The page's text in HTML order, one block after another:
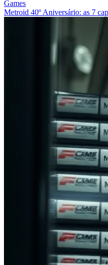
Games
Metroid 40º Aniversário: as 7